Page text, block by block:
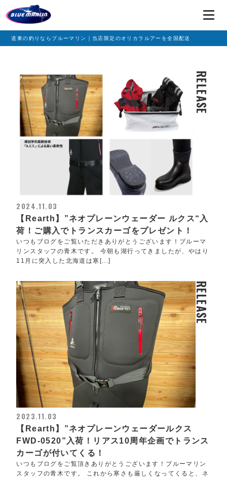
道東の釣りならブルーマリン｜当店限定のオリカラルアーを全国配送
RELEASE
2024.11.03
【Rearth】”ネオプレーンウェーダー ルクス“入
荷！ご購入でトランスカーゴをプレゼント！
いつもブログをご覧いただきありがとうございます！ブルーマ
リンスタッフの青木です。 今朝も湖行ってきましたが、やはり
11月に突入した北海道は寒[...]
RELEASE
2023.11.03
【Rearth】”ネオプレーンウェーダールクス
FWD-0520”入荷！リアス10周年企画でトランス
カーゴが付いてくる！
いつもブログをご覧頂きありがとうございます！ブルーマリン
スタッフの青木です。 これから寒さも厳しくなってくると、ネ